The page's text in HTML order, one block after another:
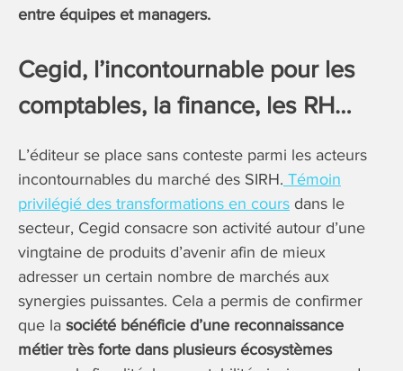
entre équipes et managers.
Cegid, l’incontournable pour les
comptables, la finance, les RH…
L’éditeur se place sans conteste parmi les acteurs
incontournables du marché des SIRH. Témoin
privilégié des transformations en cours dans le
secteur, Cegid consacre son activité autour d’une
vingtaine de produits d’avenir afin de mieux
adresser un certain nombre de marchés aux
synergies puissantes. Cela a permis de confirmer
que la société bénéficie d’une reconnaissance
métier très forte dans plusieurs écosystèmes